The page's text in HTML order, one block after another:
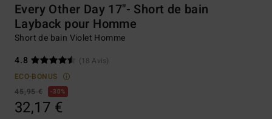
Every Other Day 17"- Short de bain
Layback pour Homme
Short de bain Violet Homme
4.8
(18 Avis)
ECO-BONUS
45,95 €
30%
32,17 €